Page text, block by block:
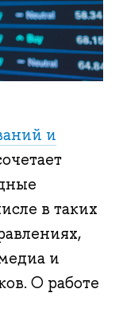
и
в таких
и
О работе